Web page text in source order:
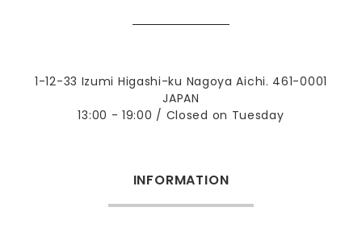
1-12-33 Izumi Higashi-ku Nagoya Aichi. 461-0001
JAPAN
13:00 - 19:00 / Closed on Tuesday
INFORMATION